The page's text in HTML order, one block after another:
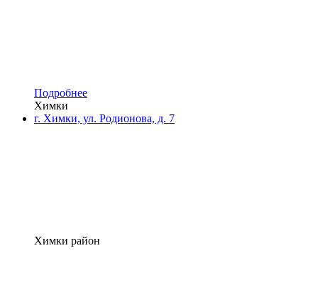
Подробнее
Химки
г. Химки, ул. Родионова, д. 7
Химки район